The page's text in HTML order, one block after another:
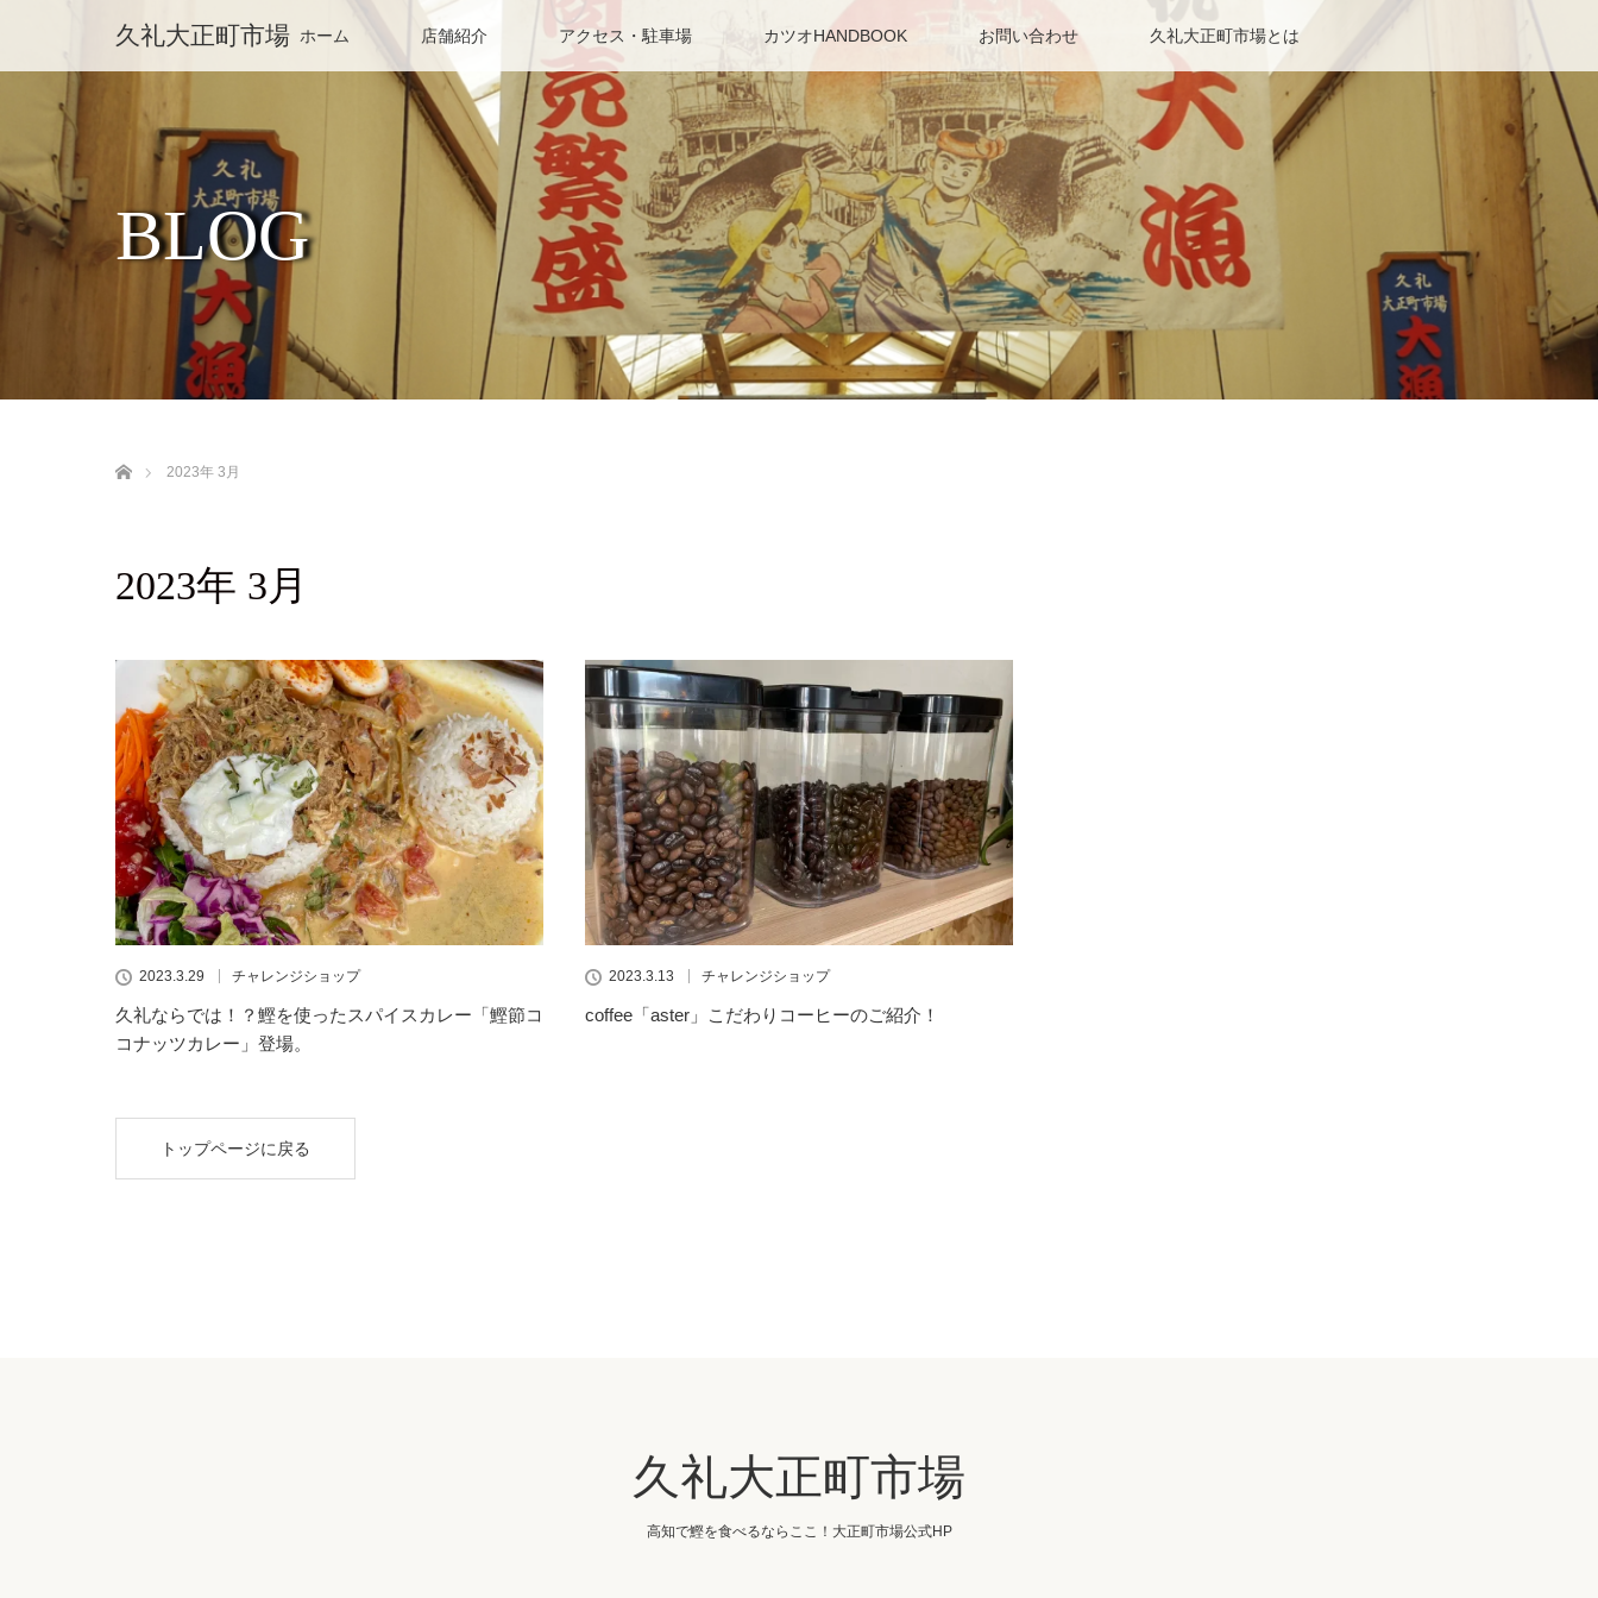
久礼大正町市場 ホーム 店舗紹介 アクセス・駐車場 カツオHANDBOOK お問い合わせ 久礼大正町市場とは
BLOG
2023年 3月
2023年 3月
2023.3.29 チャレンジショップ
久礼ならでは！？鰹を使ったスパイスカレー「鰹節コ
コナッツカレー」登場。
2023.3.13 チャレンジショップ
coffee「aster」こだわりコーヒーのご紹介！
トップページに戻る
久礼大正町市場
高知で鰹を食べるならここ！大正町市場公式HP